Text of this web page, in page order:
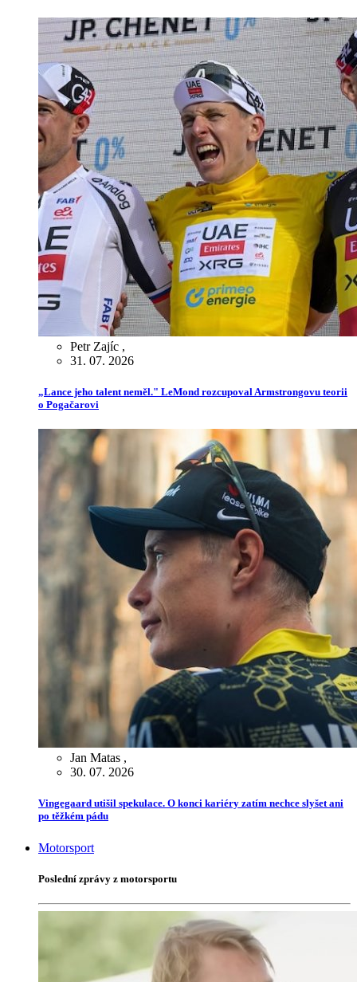
Petr Zajíc ,
31. 07. 2026
„Lance jeho talent neměl." LeMond rozcupoval Armstrongovu teorii
o Pogačarovi
Jan Matas ,
30. 07. 2026
Vingegaard utišil spekulace. O konci kariéry zatím nechce slyšet ani
po těžkém pádu
Motorsport
Poslední zprávy z motorsportu